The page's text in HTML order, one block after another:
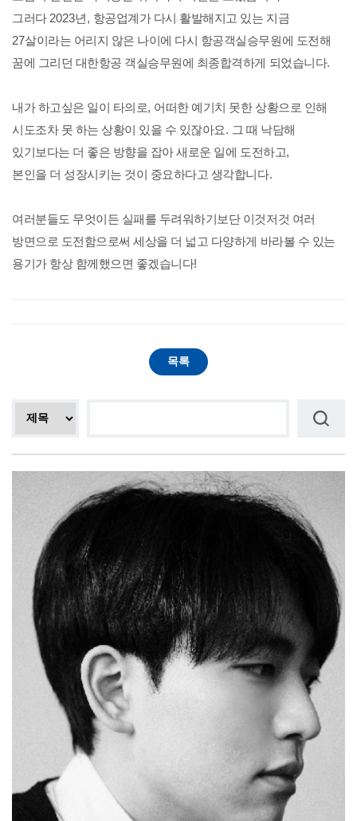
그러다 2023년 , 항공업계가 다시 활발해지고 있는 지금
27살이라는 어리지 않은 나이에 다시 항공객실승무원에 도전해
꿈에 그리던 대한항공 객실승무원에 최종합격하게 되었습니다.
내가 하고싶은 일이 타의로, 어떠한 예기치 못한 상황으로 인해
시도조차 못 하는 상황이 있을 수 있잖아요. 그 때 낙담해
있기보다는 더 좋은 방향을 잡아 새로운 일에 도전하고,
본인을 더 성장시키는 것이 중요하다고 생각합니다.
여러분들도 무엇이든 실패를 두려워하기보단 이것저것 여러
방면으로 도전함으로써 세상을 더 넓고 다양하게 바라볼 수 있는
용기가 항상 함께했으면 좋겠습니다!